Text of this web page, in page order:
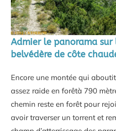
Admier le panorama sur
belvédère de côte
Encore une montée qui
assez raide en forêtà 790
chemin reste en forêt pour
avoir traverser un torrent et